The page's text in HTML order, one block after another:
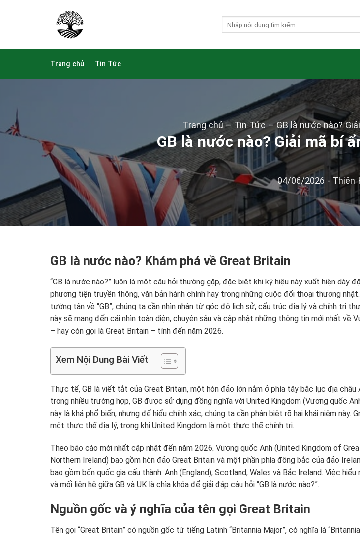
Trang chủ Tin Tức
Trang chủ– Tin Tức–GB là nước nào?
GB là nước nào? Giải mã bí
04/06/2026 - Thiên
GB là nước nào? Khám phá về Great Britain
“GB là nước nào?” luôn là một câu hỏi thường gặp, đặc biệt khi ký hiệu này xuất hiện dày
phương tiện truyền thông, văn bản hành chính hay trong những cuộc đối thoại thường
tường tận về “GB”, chúng ta cần nhìn nhận từ góc độ lịch sử, cấu trúc địa lý và chính trị
này sẽ mang đến cái nhìn toàn diện, chuyên sâu và cập nhật những thông tin mới nhất về
– hay còn gọi là Great Britain – tính đến năm 2026.
Xem Nội Dung Bài Viết
Thực tế, GB là viết tắt của Great Britain, một hòn đảo lớn nằm ở phía tây bắc lục địa châu
trong nhiều trường hợp, GB được sử dụng đồng nghĩa với United Kingdom (Vương quốc
này là khá phổ biến, nhưng để hiểu chính xác, chúng ta cần phân biệt rõ hai khái niệm này.
một thực thể địa lý, trong khi United Kingdom là một thực thể chính trị.
Theo báo cáo mới nhất cập nhật đến năm 2026, Vương quốc Anh (United Kingdom of
Northern Ireland) bao gồm hòn đảo Great Britain và một phần phía đông bắc của đảo
bao gồm bốn quốc gia cấu thành: Anh (England), Scotland, Wales và Bắc Ireland. Việc
và mối liên hệ giữa GB và UK là chìa khóa để giải đáp câu hỏi “GB là nước nào?”.
Nguồn gốc và ý nghĩa của tên gọi Great Britain
Tên gọi “Great Britain” có nguồn gốc từ tiếng Latinh “Britannia Major”, có nghĩa là